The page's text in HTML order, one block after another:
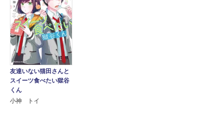
友達いない猫田さんと
スイーツ食べたい獄谷
くん
小神 トイ